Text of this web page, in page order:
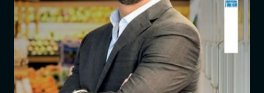
Notícias
Entrar